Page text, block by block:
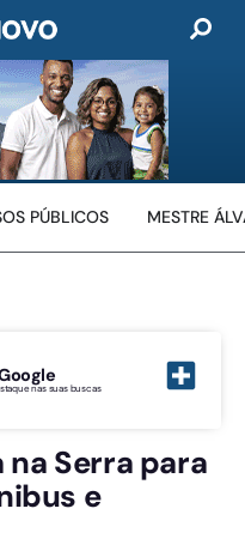
PÚBLICOS MESTRE
nas suas buscas
Serra para
e